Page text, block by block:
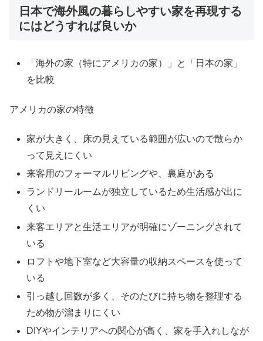
日本で海外風の暮らしやすい家を再現する
にはどうすれば良いか
「海外の家（特にアメリカの家）」と「日本の家」
を比較
アメリカの家の特徴
家が大きく、床の見えている範囲が広いので散らか
って見えにくい
来客用のフォーマルリビングや、裏庭がある
ランドリールームが独立しているため生活感が出に
くい
来客エリアと生活エリアが明確にゾーニングされて
いる
ロフトや地下室など大容量の収納スペースを使って
いる
引っ越し回数が多く、そのたびに持ち物を整理する
ため物が溜まりにくい
DIYやインテリアへの関心が高く、家を手入れしなが